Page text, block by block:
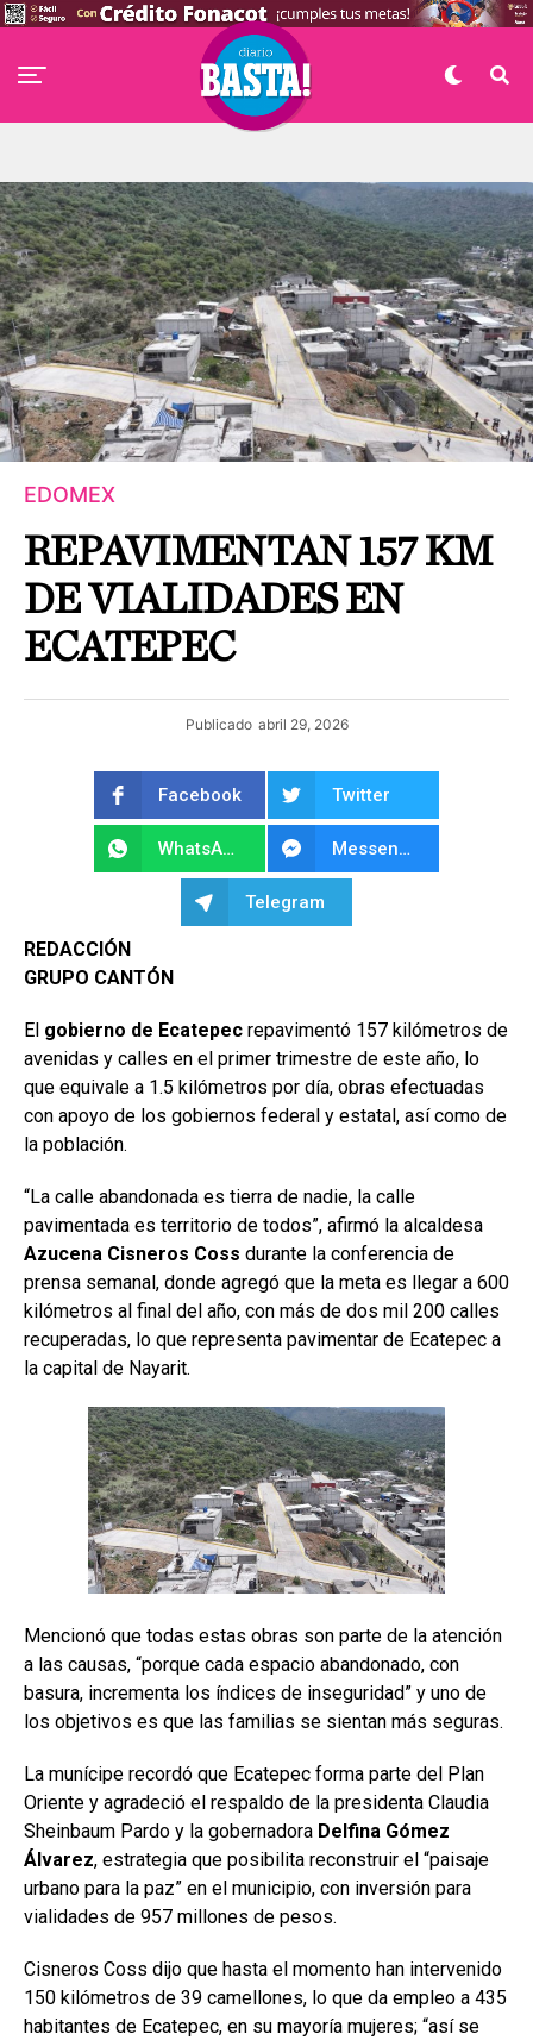
EDOMEX
REPAVIMENTAN 157 KM
DE VIALIDADES EN
ECATEPEC
Publicado abril 29, 2026
Facebook Twitter
WhatsApp Messenger
Telegram
REDACCIÓN
GRUPO CANTÓN
El gobierno de Ecatepec repavimentó 157 kilómetros de
avenidas y calles en el primer trimestre de este año, lo
que equivale a 1.5 kilómetros por día, obras efectuadas
con apoyo de los gobiernos federal y estatal, así como de
la población.
“La calle abandonada es tierra de nadie, la calle
pavimentada es territorio de todos”, afirmó la alcaldesa
Azucena Cisneros Coss durante la conferencia de
prensa semanal, donde agregó que la meta es llegar a 600
kilómetros al final del año, con más de dos mil 200 calles
recuperadas, lo que representa pavimentar de Ecatepec a
la capital de Nayarit.
Mencionó que todas estas obras son parte de la atención
a las causas, “porque cada espacio abandonado, con
basura, incrementa los índices de inseguridad” y uno de
los objetivos es que las familias se sientan más seguras.
La munícipe recordó que Ecatepec forma parte del Plan
Oriente y agradeció el respaldo de la presidenta Claudia
Sheinbaum Pardo y la gobernadora Delfina Gómez
Álvarez, estrategia que posibilita reconstruir el “paisaje
urbano para la paz” en el municipio, con inversión para
vialidades de 957 millones de pesos.
Cisneros Coss dijo que hasta el momento han intervenido
150 kilómetros de 39 camellones, lo que da empleo a 435
habitantes de Ecatepec, en su mayoría mujeres; “así se